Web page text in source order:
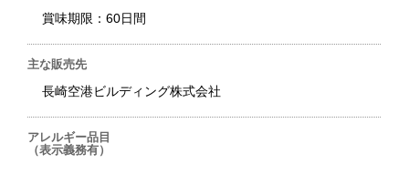
賞味期限：60日間
主な販売先
長崎空港ビルディング株式会社
アレルギー品目
（表示義務有）